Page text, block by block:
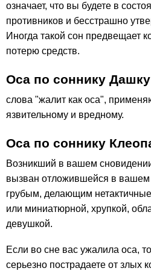
означает, что вы будете в
противников и бесстрашно
Иногда такой сон предвещает
потерю средств.
Оса по соннику Дашку
слова "жалит как оса",
язвительному и вредному.
Оса по соннику
Возникший в вашем
вызван отложившейся в вашем
грубым, делающим
или миниатюрной, хрупкой,
девушкой.
Если во сне вас ужалила оса,
серьезно пострадаете от злых